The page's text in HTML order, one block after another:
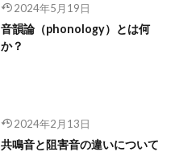
2024年5月19日
音韻論（phonology）とは何
か？
2024年2月13日
共鳴音と阻害音の違いについて